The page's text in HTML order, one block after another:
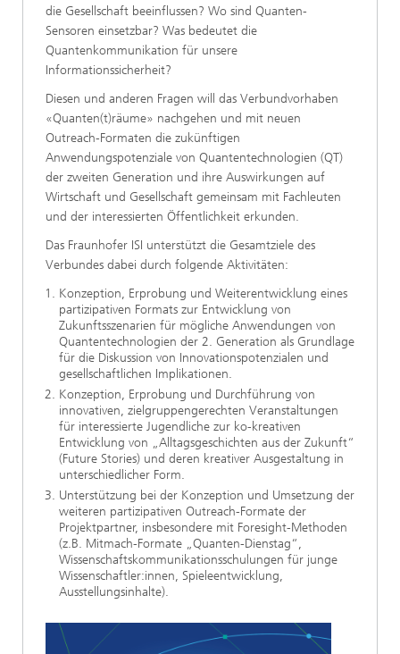
die Gesellschaft beeinflussen? Wo sind Quanten-
Sensoren einsetzbar? Was bedeutet die
Quantenkommunikation für unsere
Informationssicherheit?
Diesen und anderen Fragen will das Verbundvorhaben
«Quanten(t)räume» nachgehen und mit neuen
Outreach-Formaten die zukünftigen
Anwendungspotenziale von Quantentechnologien (QT)
der zweiten Generation und ihre Auswirkungen auf
Wirtschaft und Gesellschaft gemeinsam mit Fachleuten
und der interessierten Öffentlichkeit erkunden.
Das Fraunhofer ISI unterstützt die Gesamtziele des
Verbundes dabei durch folgende Aktivitäten:
Konzeption, Erprobung und Weiterentwicklung eines
partizipativen Formats zur Entwicklung von
Zukunftsszenarien für mögliche Anwendungen von
Quantentechnologien der 2. Generation als Grundlage
für die Diskussion von Innovationspotenzialen und
gesellschaftlichen Implikationen.
Konzeption, Erprobung und Durchführung von
innovativen, zielgruppengerechten Veranstaltungen
für interessierte Jugendliche zur ko-kreativen
Entwicklung von „Alltagsgeschichten aus der Zukunft“
(Future Stories) und deren kreativer Ausgestaltung in
unterschiedlicher Form.
Unterstützung bei der Konzeption und Umsetzung der
weiteren partizipativen Outreach-Formate der
Projektpartner, insbesondere mit Foresight-Methoden
(z.B. Mitmach-Formate „Quanten-Dienstag“,
Wissenschaftskommunikationsschulungen für junge
Wissenschaftler:innen, Spieleentwicklung,
Ausstellungsinhalte).